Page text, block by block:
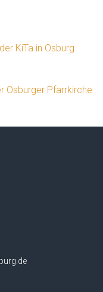
KiTa in Osburg
Osburger Pfarrkirche